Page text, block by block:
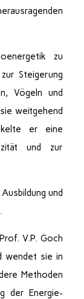
zu
Steigerung
Vögeln und
weitgehend
er eine
und zur
und
V.P. Goch
wendet sie in
Methoden
der Energie-